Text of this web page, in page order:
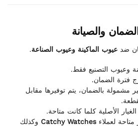
والصيانة
ضد عيوب الماكينة وعيوب الصناعة.
وعيوب التصنيع فقط.
فترة الضمان.
مشمولة بالضمان، يتم توفيرها مقابل
الأصلية كلما كانت متاحة.
متاحة لعملاءCatchy Watches وكذلك